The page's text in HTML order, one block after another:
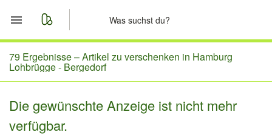
Start
Merkliste
Nachrichten
79 Ergebnisse –Artikel zu verschenken in Hamburg
Lohbrügge - Bergedorf
Die gewünschte Anzeige ist nicht mehr
verfügbar.